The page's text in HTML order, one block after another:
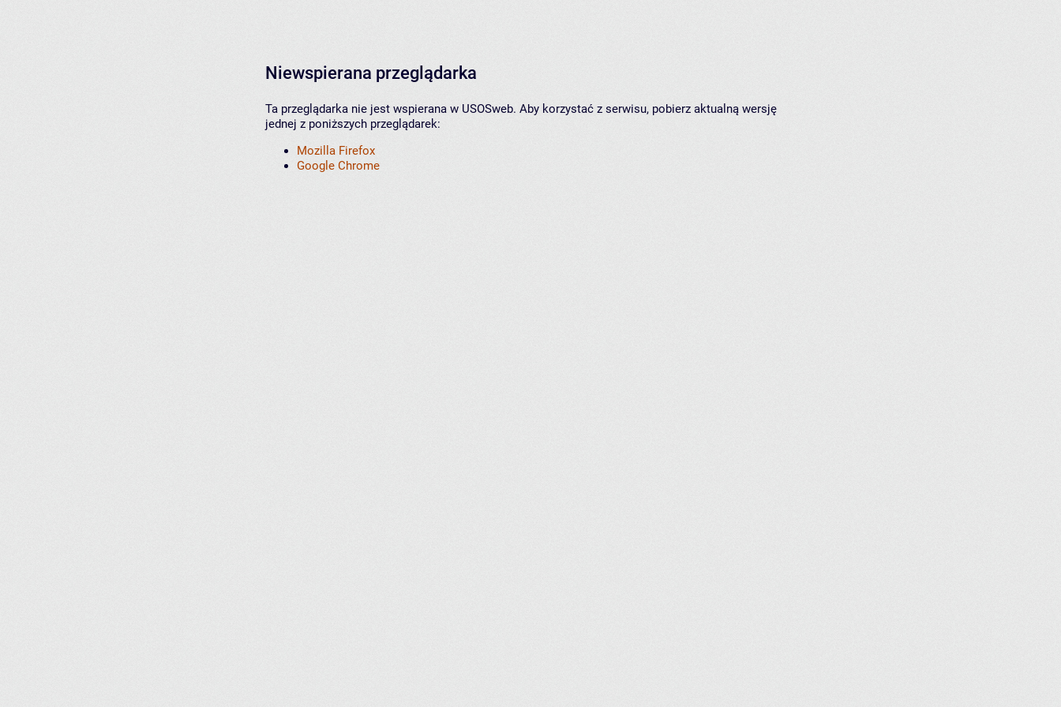
Niewspierana przeglądarka
Ta przeglądarka nie jest wspierana w USOSweb. Aby korzystać z serwisu, pobierz aktualną wersję
jednej z poniższych przeglądarek:
Mozilla Firefox
Google Chrome